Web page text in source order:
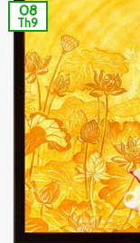
08
Th9